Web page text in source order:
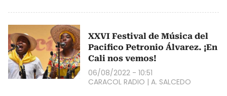
XXVI Festival de Música del
Pacifico Petronio Álvarez. ¡En
Cali nos vemos!
06/08/2022 - 10:51
CARACOL RADIO | A. SALCEDO